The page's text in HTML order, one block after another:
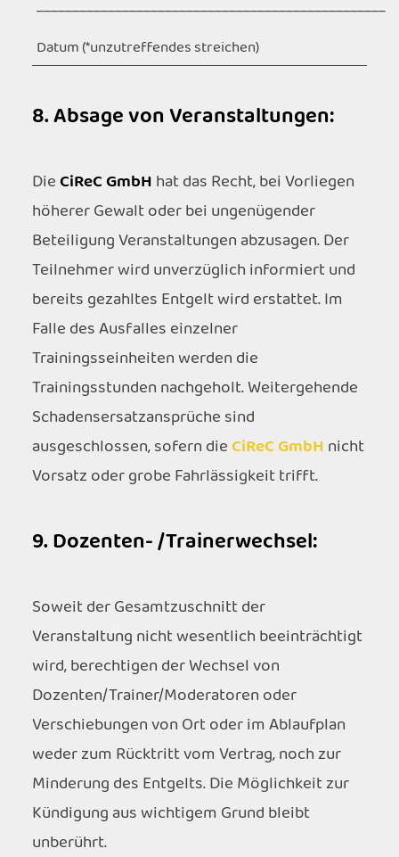
_________________________________________________
Datum (*unzutreffendes streichen)
8. Absage von Veranstaltungen:
DieCiReC GmbH hat das Recht, bei Vorliegen
höherer Gewalt oder bei ungenügender
Beteiligung Veranstaltungen abzusagen. Der
Teilnehmer wird unverzüglich informiert und
bereits gezahltes Entgelt wird erstattet. Im
Falle des Ausfalles einzelner
Trainingsseinheiten werden die
Trainingsstunden nachgeholt. Weitergehende
Schadensersatzansprüche sind
ausgeschlossen, sofern dieCiReC GmbH nicht
Vorsatz oder grobe Fahrlässigkeit trifft.
9. Dozenten- /Trainerwechsel:
Soweit der Gesamtzuschnitt der
Veranstaltung nicht wesentlich beeinträchtigt
wird, berechtigen der Wechsel von
Dozenten/Trainer/Moderatoren oder
Verschiebungen von Ort oder im Ablaufplan
weder zum Rücktritt vom Vertrag, noch zur
Minderung des Entgelts. Die Möglichkeit zur
Kündigung aus wichtigem Grund bleibt
unberührt.